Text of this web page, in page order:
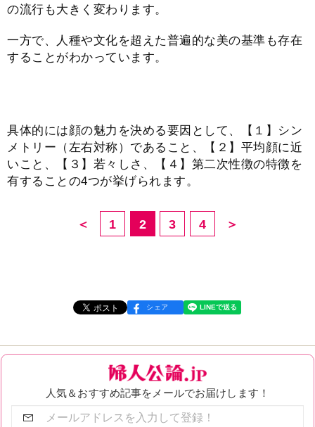
の流行も大きく変わります。
一方で、人種や文化を超えた普遍的な美の基準も存在
することがわかっています。
具体的には顔の魅力を決める要因として、【１】シン
メトリー（左右対称）であること、【２】平均顔に近
いこと、【３】若々しさ、【４】第二次性徴の特徴を
有することの4つが挙げられます。
＜ 1 2 3 4 ＞
シェア